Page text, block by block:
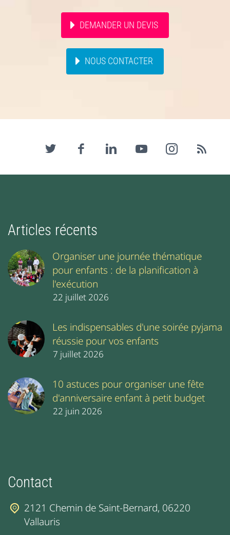
DEMANDER UN DEVIS
NOUS CONTACTER
Articles récents
Organiser une journée thématique
pour enfants : de la planification à
l'exécution
22 juillet 2026
Les indispensables d'une soirée pyjama
réussie pour vos enfants
7 juillet 2026
10 astuces pour organiser une fête
d'anniversaire enfant à petit budget
22 juin 2026
Contact
2121 Chemin de Saint-Bernard, 06220
Vallauris